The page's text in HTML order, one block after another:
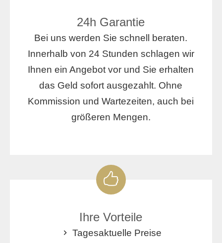
24h Garantie
Bei uns werden Sie schnell beraten.
Innerhalb von 24 Stunden schlagen wir
Ihnen ein Angebot vor und Sie erhalten
das Geld sofort ausgezahlt. Ohne
Kommission und Wartezeiten, auch bei
größeren Mengen.
Ihre Vorteile
Tagesaktuelle Preise